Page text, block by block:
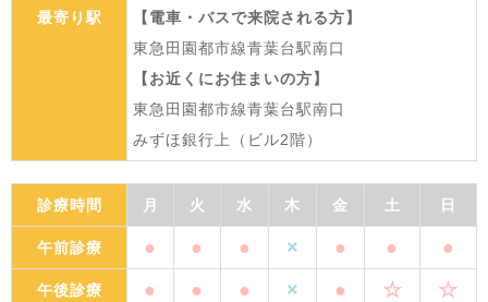
最寄り駅
【電車・バスで来院される方】
東急田園都市線青葉台駅南口
【お近くにお住まいの方】
東急田園都市線青葉台駅南口
みずほ銀行上（ビル2階）
診療時間 月 火 水 木 金 土 日
午前診療 ● ● ● × ● ● ●
午後診療 ● ● ● × ● ☆ ☆